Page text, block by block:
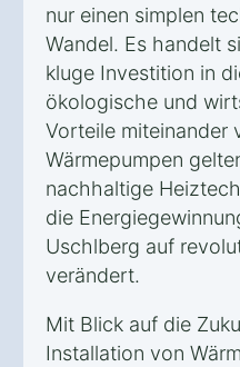
nur einen simplen
Wandel. Es handelt
kluge Investition in
ökologische und
Vorteile miteinander
Wärmepumpen
nachhaltige
die
Uschlberg auf
verändert.
Mit Blick auf die
Installation von